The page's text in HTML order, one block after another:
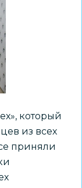
который
из всех
приняли